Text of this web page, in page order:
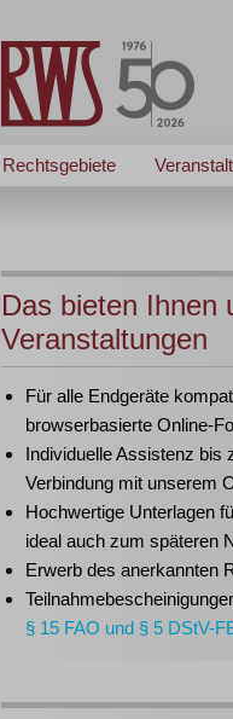
Rechtsgebiete
Das bieten Ihnen
Veranstaltungen
Für alle Endgeräte
browserbasierte Online-
Individuelle Assistenz bis
Verbindung mit unserem
Hochwertige Unterlagen
ideal auch zum späteren
Erwerb des anerkannten
§ 15 FAO und § 5 DStV-